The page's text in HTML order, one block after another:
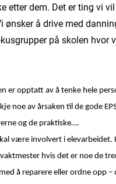
etter dem. Det er ting vi
ønsker å drive med
på skolen hvor
er opptatt av å tenke hele
noe av årsaken til de gode
og de praktiske….
være involvert i elevarbeidet.
hvis det er noe de
å reparere eller ordne opp –